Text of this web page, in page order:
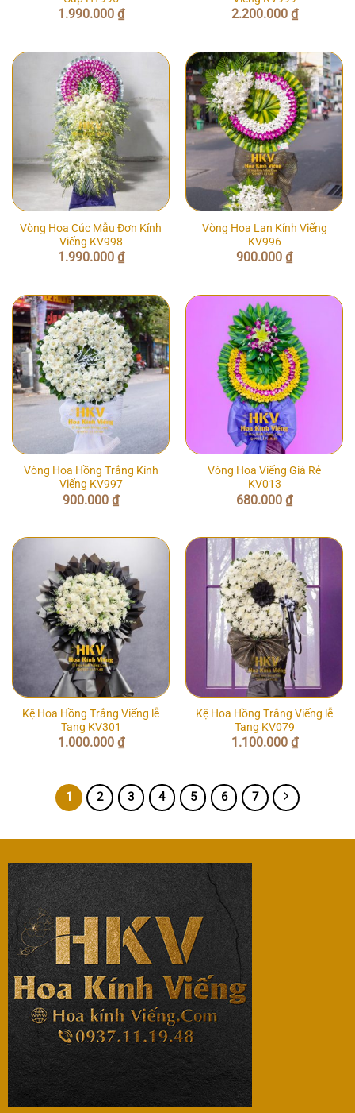
1.990.000 ₫ 2.200.000 ₫
Vòng Hoa Cúc Mẫu Đơn Kính
Viếng KV998
1.990.000 ₫
Vòng Hoa Lan Kính Viếng
KV996
900.000 ₫
Vòng Hoa Hồng Trắng Kính
Viếng KV997
900.000 ₫
Vòng Hoa Viếng Giá Rẻ
KV013
680.000 ₫
Kệ Hoa Hồng Trắng Viếng lễ
Tang KV301
1.000.000 ₫
Kệ Hoa Hồng Trắng Viếng lễ
Tang KV079
1.100.000 ₫
1 2 3 4 5 6 7